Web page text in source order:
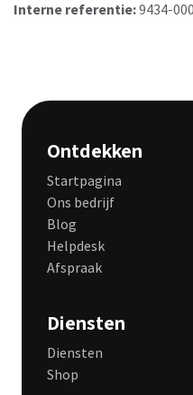
Interne referentie:9434-
Ontdekken
Startpagina
Ons bedrijf
Blog
Helpdesk
Afspraak
Diensten
Diensten
Shop